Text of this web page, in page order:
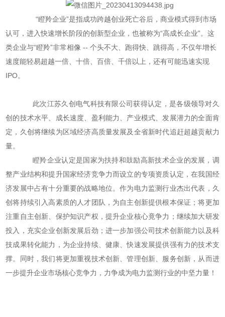
“瞪羚企业”是指成功跨越创业死亡谷后，商业模式得到市场
认可，进入快速增长阶段的创新型企业，也被称为“高成长企业”。这
类企业与“瞪羚”非常相像 -- 个头不大、跑得快、跳得高，不仅年增长
速度能轻易超越一倍、十倍、百倍、千倍以上，还有可能迅速实现
IPO。
此次江苏久创电气科技有限公司获得认定，是各级领导对久
创的技术水平、成长速度、盈利能力、产业模式、发展潜力的全面肯
定，久创将继续为区域经济高质量发展及全省新时代追赶超越贡献力
量。
瞪羚企业认定是国家为扶持和鼓励高新技术企业的发展，调
整产业结构和提升国家经济竞争力而设立的专项资质认定，在我国经
济发展中占有十分重要的战略地位。作为电力监测行业杰出代表，久
创将持续引入高素质的人才团队，为自主创新提供根本保证；将更加
注重自主创新、保护知识产权，提升企业核心竟争力；继续加大研发
投入，充实企业创新发展后劲；进一步加强公司技术创新能力以及科
技成果转化能力，为企业持续、健康、快速发展提供强有力的技术支
撑。同时，我们将更加重视技术创新、管理创新、服务创新，从而进
一步提升企业市场核心竞争力，力争成为电力监测行业的中坚力量！